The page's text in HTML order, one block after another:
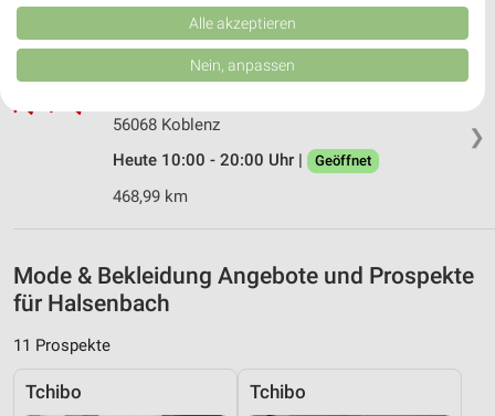
468,95 km
❯
H&M Koblenz
56068 Koblenz
Heute 10:00 - 20:00 Uhr |
Geöffnet
468,99 km
Mode & Bekleidung Angebote und Prospekte
für Halsenbach
11 Prospekte
Tchibo Tchibo
Kombinationen von Daten aus verschiedenen Quellen. Entwicklung und
Verbesserung der Angebote. Verwendung reduzierter Daten zur Auswahl
von Inhalten.
Daten können außerhalb der Europäischen Union weitergegeben und in die
Website/App.
IAB-Verarbeitungszwecke:
Verwendung reduzierter Daten zur Auswahl von
Werbeanzeigen
Werbung
Alle akzeptieren
Nein, anpassen